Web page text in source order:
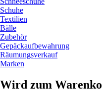
Schuhe
Textilien
Bälle
Zubehör
Gepäckaufbewahrung
Räumungsverkauf
Marken
Wird zum